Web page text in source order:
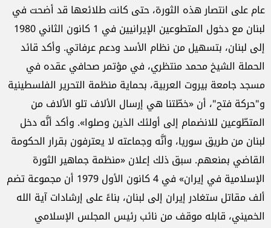
عام على انتصار هذه الثورة، حتى كانت طلائعها قد أضحت في
لبنان مع دخول المتطوعين الإيرانيين في 1 كانون الثاني 1980
إلى لبنان، بتسهيل من نظام الأسد ودعم عرفاتي. وأكد قائد
الحملة الشيخ محمد منتظري، في مؤتمر صحافي عقده في
مسجد جامعة بيروت العربية، بحماية منظمة التحرير الفلسطينية
و"حركة فتح"، أن «خطّتنا هي إرسال الألاف تلو الألاف من
المتطّوعين للانضمام إلى أولئك الذين وصلوا». وأكد أنَّه دخل
لبنان من طريق سوريا، وأنَّه وجماعته لا يعترفون بقرار الحكومة
القاضي بمنعهم. سبق ذلك إعلان «منظمة جماهير الثورة
الإسلامية في إيران» في 4 كانون الأول 1979 أن مجموعة تضم
ألف مقاتل ستغادر إيران إلى لبنان، بناءً على إرشادات آية الله
الخميني، قابله موقف من نائب رئيس المجلس الإسلامي